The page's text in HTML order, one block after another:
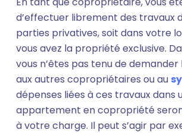
d’effectuer librement des travaux
parties privatives, soit dans votre
vous avez la propriété exclusive.
vous n’êtes pas tenu de demander
aux autres copropriétaires ou au
dépenses liées à ces travaux dans
appartement en copropriété
à votre charge. Il peut s’agir par